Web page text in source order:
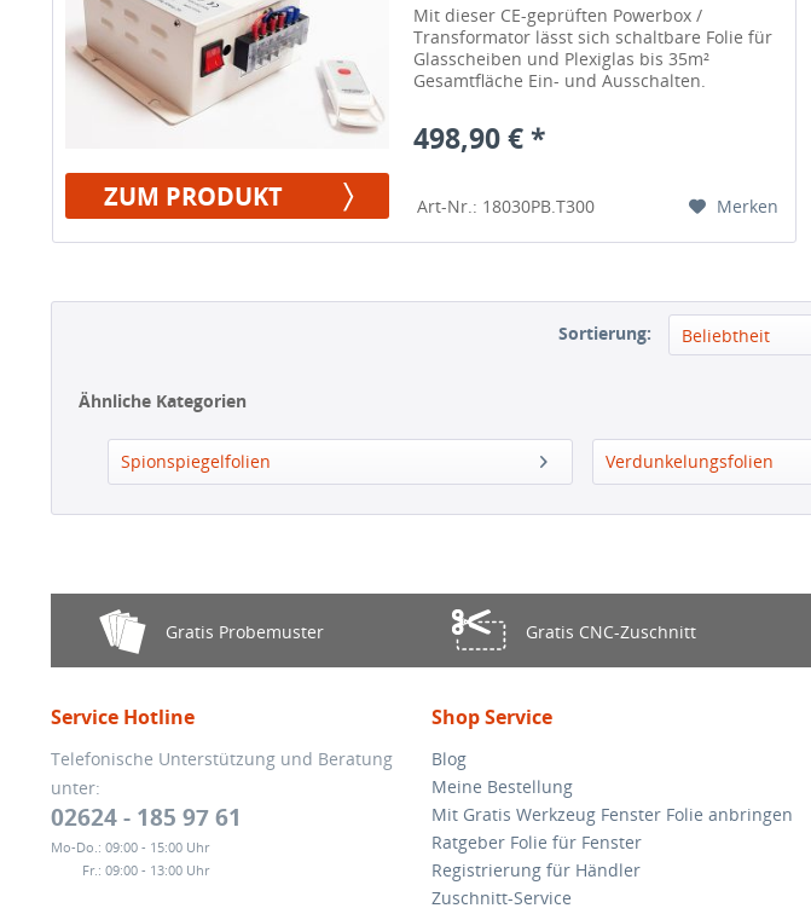
Mit dieser CE-geprüften Powerbox /
Transformator lässt sich schaltbare Folie für
Glasscheiben und Plexiglas bis 35m²
Gesamtfläche Ein- und Ausschalten.
498,90 € *
ZUM PRODUKT Art-Nr.: 18030PB.T300 Merken
Sortierung: Beliebtheit
Ähnliche Kategorien
Spionspiegelfolien Verdunkelungsfolien
Gratis Probemuster Gratis CNC-Zuschnitt
Service Hotline
Telefonische Unterstützung und Beratung
unter:
02624 - 185 97 61
Mo-Do.: 09:00 - 15:00 Uhr
Fr.: 09:00 - 13:00 Uhr
Shop Service
Blog
Meine Bestellung
Mit Gratis Werkzeug Fenster Folie anbringen
Ratgeber Folie für Fenster
Registrierung für Händler
Zuschnitt-Service